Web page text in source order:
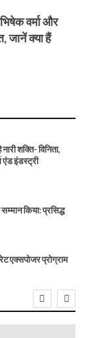
वर्मा और
जानें क्या हैं
शक्ति- विनिता,
इंडस्ट्री
किया: प्रसिद्ध
एक्सपोजर प्रोग्राम